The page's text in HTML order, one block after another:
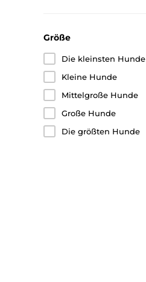
Größe
Die kleinsten Hunde
Kleine Hunde
Mittelgroße Hunde
Große Hunde
Die größten Hunde